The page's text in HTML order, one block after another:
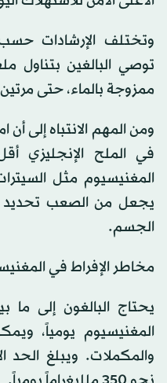
وتختلف الإرشادات
توصي البالغين بتناول
ممزوجة بالماء، حتى
ومن المهم الانتباه إلى
في الملح الإنجليزي
المغنيسيوم مثل
يجعل من الصعب تحديد
الجسم.
مخاطر الإفراط في
المغنيسيوم يومياً،
والمكملات. ويبلغ الحد